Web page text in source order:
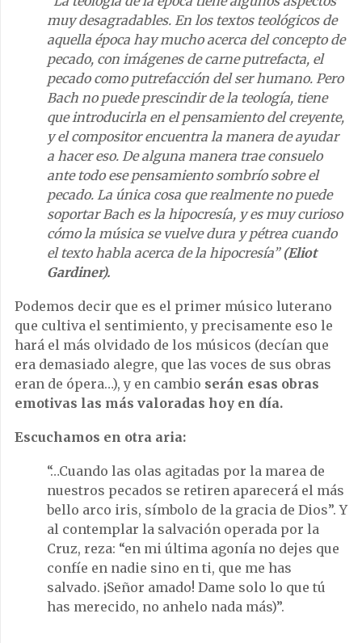
muy desagradables. En los textos teológicos de
aquella época hay mucho acerca del concepto de
pecado, con imágenes de carne putrefacta, el
pecado como putrefacción del ser humano. Pero
Bach no puede prescindir de la teología, tiene
que introducirla en el pensamiento del creyente,
y el compositor encuentra la manera de ayudar
a hacer eso. De alguna manera trae consuelo
ante todo ese pensamiento sombrío sobre el
pecado. La única cosa que realmente no puede
soportar Bach es la hipocresía, y es muy curioso
cómo la música se vuelve dura y pétrea cuando
el texto habla acerca de la hipocresía” (Eliot
Gardiner).
Podemos decir que es el primer músico luterano
que cultiva el sentimiento, y precisamente eso le
hará el más olvidado de los músicos (decían que
era demasiado alegre, que las voces de sus obras
eran de ópera…), y en cambio serán esas obras
emotivas las más valoradas hoy en día.
Escuchamos en otra aria:
“…Cuando las olas agitadas por la marea de
nuestros pecados se retiren aparecerá el más
bello arco iris, símbolo de la gracia de Dios”. Y
al contemplar la salvación operada por la
Cruz, reza: “en mi última agonía no dejes que
confíe en nadie sino en ti, que me has
salvado. ¡Señor amado! Dame solo lo que tú
has merecido, no anhelo nada más)”.